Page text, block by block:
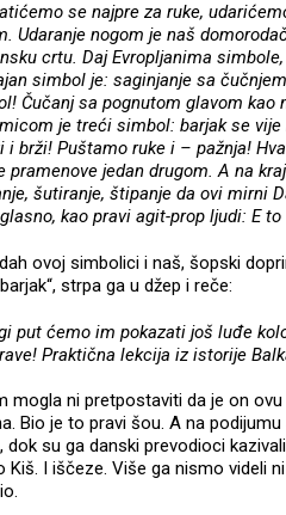
se najpre za ruke,
Udaranje nogom je naš
crtu. Daj Evropljanima
simbol je: saginjanje sa
Čučanj sa pognutom glavom kao
je treći simbol: barjak se vije
i brži! Puštamo ruke i – pažnja!
pramenove jedan drugom. A na
šutiranje, štipanje da ovi mirni
kao pravi agit-prop ljudi: E
ovoj simbolici i naš, šopski
strpa ga u džep i reče:
put ćemo im pokazati još luđe
Praktična lekcija iz istorije
mogla ni pretpostaviti da je on
Bio je to pravi šou. A na
dok su ga danski prevodioci
Kiš. I iščeze. Više ga nismo videli